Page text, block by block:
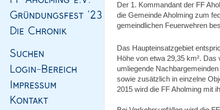
Der 1. Kommandant der FF
die Gemeinde Aholming zum
gemeindlichen Feuerwehren
Das Haupteinsatzgebiet
Höhe von etwa 29,35 km².
umliegende
sowie zusätzlich in einzelne
2015 wird die FF Aholming mit